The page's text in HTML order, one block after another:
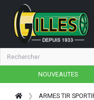
NOUVEAUTES
ARMES TIR